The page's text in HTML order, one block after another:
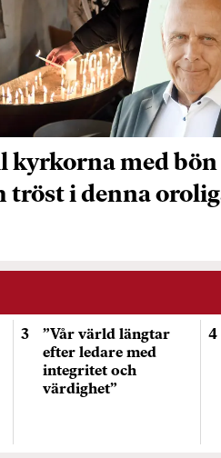
kyrkorna med bön
tröst i denna
”Vår värld längtar
efter ledare med
integritet och
värdighet”